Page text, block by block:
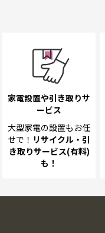
家電設置や引き取りサ
ービス
大型家電の設置も お任
せで！ リサイクル・引
き取りサービス(有料)
も！